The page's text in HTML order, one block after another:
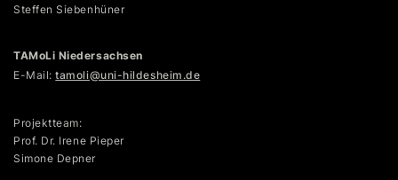
Steffen Siebenhüner
TAMoLi Niedersachsen
E-Mail:tamoli@uni-hildesheim.de
Projektteam:
Prof. Dr. Irene Pieper
Simone Depner